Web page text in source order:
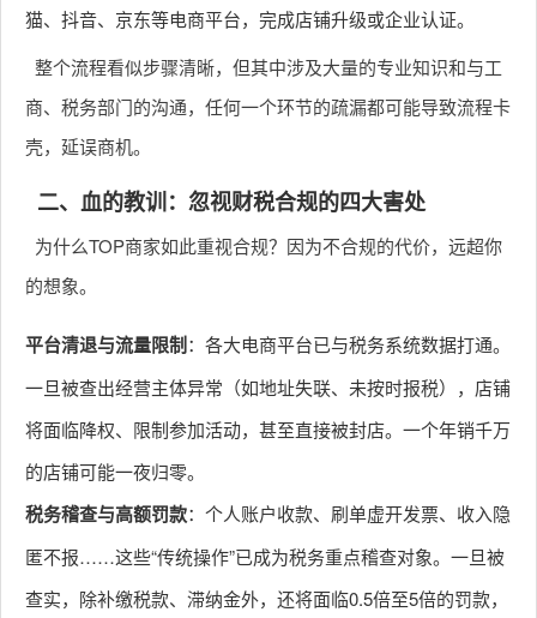
猫、抖音、京东等电商平台，完成店铺升级或企业认证。
整个流程看似步骤清晰，但其中涉及大量的专业知识和与工
商、税务部门的沟通，任何一个环节的疏漏都可能导致流程卡
壳，延误商机。
二、血的教训：忽视财税合规的四大害处
为什么TOP商家如此重视合规？因为不合规的代价，远超你
的想象。
平台清退与流量限制：各大电商平台已与税务系统数据打通。
一旦被查出经营主体异常（如地址失联、未按时报税），店铺
将面临降权、限制参加活动，甚至直接被封店。一个年销千万
的店铺可能一夜归零。
税务稽查与高额罚款：个人账户收款、刷单虚开发票、收入隐
匿不报……这些“传统操作”已成为税务重点稽查对象。一旦被
查实，除补缴税款、滞纳金外，还将面临0.5倍至5倍的罚款，